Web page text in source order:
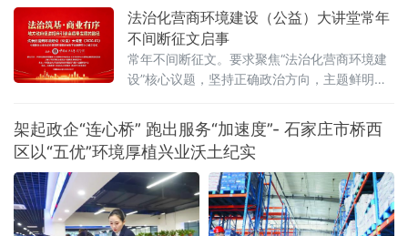
牌仪式暨首期公益大讲堂上，贵州黔邦律师事
务所副主任顾桄银律师提出鲜明判断：“现阶段
的竞争，归根结底是环境的竞争、是法治的竞
争、是治理能力的竞争。”当日，来自法学界、
金融界、企业界及新闻界的近百位专家学者与
法治化营商环境建设（公益）大讲堂常年
不间断征文启事
常年不间断征文。要求聚焦“法治化营商环境建
设”核心议题，坚持正确政治方向，主题鲜明，
值或实践指导意义。从中筛选部分优秀文章列
入大讲堂优秀征文，邀请作者出席大讲堂活动
发表主题演讲，接受新闻采访报道。
架起政企“连心桥” 跑出服务“加速度”- 石家庄市桥西
区以“五优”环境厚植兴业沃土纪实